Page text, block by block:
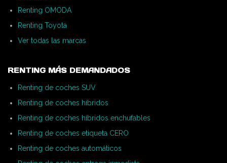
Renting OMODA
Renting Toyota
Ver todas las marcas
RENTING MÁS DEMANDADOS
Renting de coches SUV
Renting de coches híbridos
Renting de coches híbridos enchufables
Renting de coches etiqueta CERO
Renting de coches automáticos